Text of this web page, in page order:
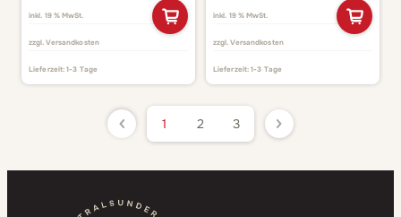
inkl. 19 % MwSt.
zzgl. Versandkosten
Lieferzeit:1-3 Tage
inkl. 19 % MwSt.
zzgl. Versandkosten
Lieferzeit:1-3 Tage
1 2 3